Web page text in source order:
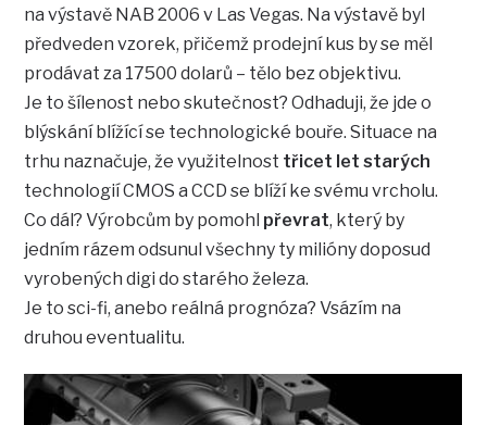
na výstavě NAB 2006 v Las Vegas. Na výstavě byl
předveden vzorek, přičemž prodejní kus by se měl
prodávat za 17500 dolarů – tělo bez objektivu.
Je to šílenost nebo skutečnost? Odhaduji, že jde o
blýskání blížící se technologické bouře. Situace na
trhu naznačuje, že využitelnost třicet let starých
technologií CMOS a CCD se blíží ke svému vrcholu.
Co dál? Výrobcům by pomohl převrat, který by
jedním rázem odsunul všechny ty milióny doposud
vyrobených digi do starého železa.
Je to sci-fi, anebo reálná prognóza? Vsázím na
druhou eventualitu.